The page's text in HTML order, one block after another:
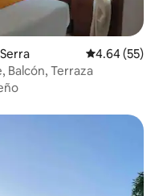
Calificación
4.64 (55)
Balcón, Terraza